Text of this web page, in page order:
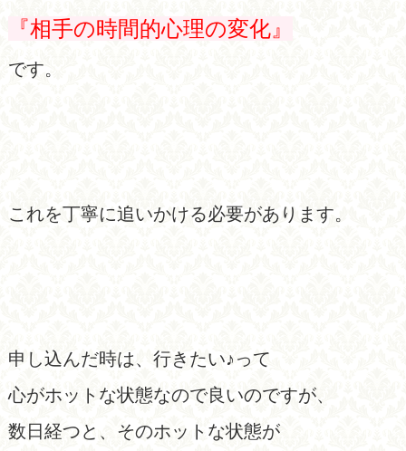
『相手の時間的心理の変化』
です。
これを丁寧に追いかける必要があります。
申し込んだ時は、行きたい♪って
心がホットな状態なので良いのですが、
数日経つと、そのホットな状態が